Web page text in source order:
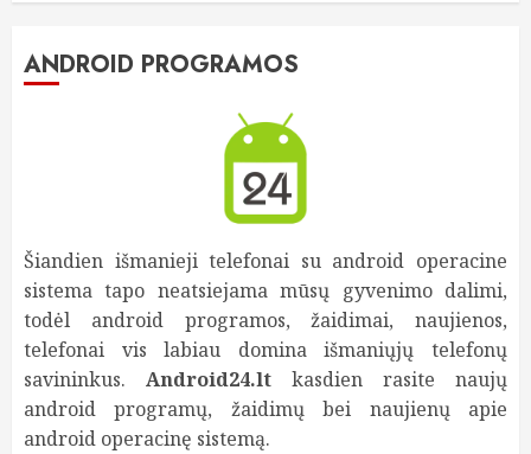
ANDROID PROGRAMOS
Šiandien išmanieji telefonai su android operacine
sistema tapo neatsiejama mūsų gyvenimo dalimi,
todėl android programos, žaidimai, naujienos,
telefonai vis labiau domina išmaniųjų telefonų
savininkus. Android24.lt kasdien rasite naujų
android programų, žaidimų bei naujienų apie
android operacinę sistemą.